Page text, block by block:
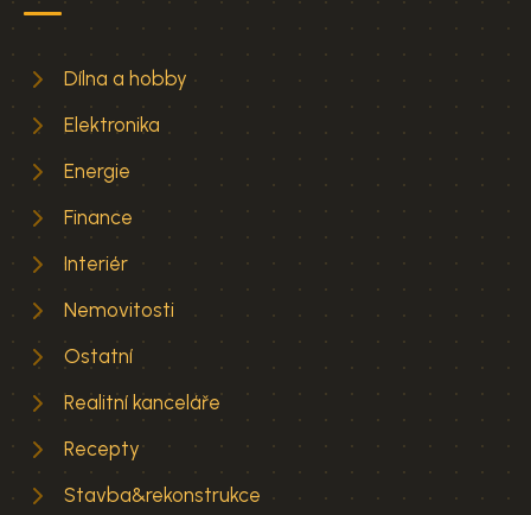
Dílna a hobby
Elektronika
Energie
Finance
Interiér
Nemovitosti
Ostatní
Realitní kanceláře
Recepty
Stavba&rekonstrukce